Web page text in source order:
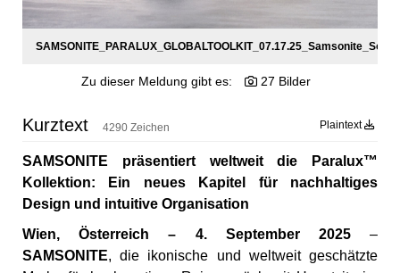
Zu dieser Meldung gibt es: 27 Bilder
Kurztext 4290 Zeichen Plaintext
SAMSONITE präsentiert weltweit die Paralux™
Kollektion: Ein neues Kapitel für nachhaltiges
Design und intuitive Organisation
Wien, Österreich – 4. September 2025–
SAMSONITE, die ikonische und weltweit geschätzte